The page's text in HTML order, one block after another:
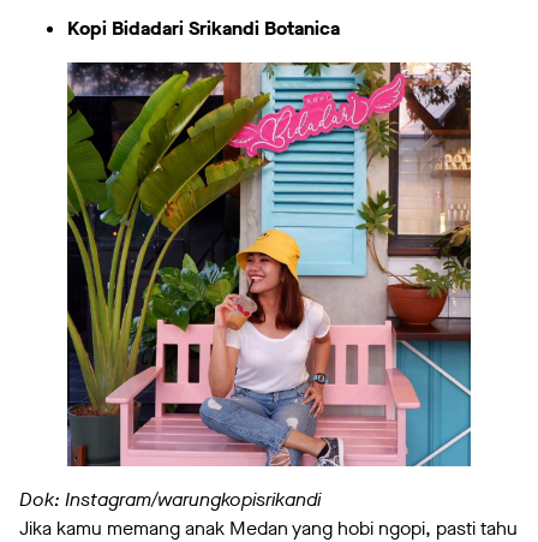
Kopi Bidadari Srikandi Botanica
Dok: Instagram/warungkopisrikandi
Jika kamu memang anak Medan yang hobi ngopi, pasti tahu